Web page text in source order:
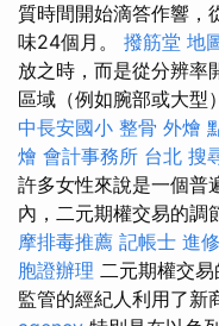
質時間開始滴答作響，
味24個月。 撥筋堂 地
放之時，而是從分辨率
區域（例如腕部或大型
中長安國小 整骨 外燴
燴 會計事務所 台北 搜
許多女性來說是一個普
內，二元期權交易的調
摩排毒推薦 記帳士 進修
胞證辦理 二元期權交
監管的經紀人利用了新